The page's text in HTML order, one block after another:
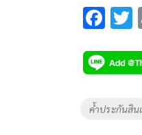
F
e
b
o
Tags
ค้ำประกันสิน